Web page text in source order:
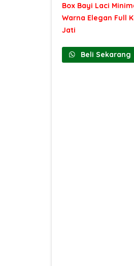
Box Bayi Laci
Warna Elegan Full
Jati
Beli Sekarang